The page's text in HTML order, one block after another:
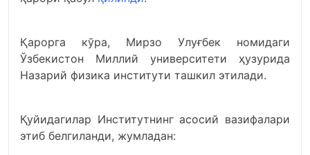
Қарорга кўра, Мирзо Улуғбек номидаги
Ўзбекистон Миллий университети ҳузурида
Назарий физика институти ташкил этилади.
Қуйидагилар Институтнинг асосий вазифалари
этиб белгиланди, жумладан: